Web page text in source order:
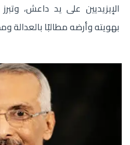
الإيزيديين على يد داعش،
بهويته وأرضه مطالبًا بالعدالة